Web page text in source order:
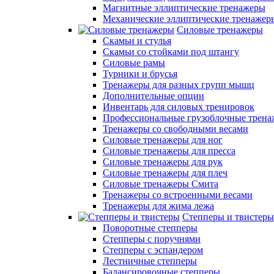
Магнитные эллиптические тренажеры
Механические эллиптические
Силовые тренажеры
Скамьи и стулья
Скамьи со стойками под штангу
Силовые рамы
Турники и брусья
Тренажеры для разных групп мышц
Дополнительные опции
Инвентарь для силовых тренировок
Профессиональные грузоблочные
Тренажеры со свободными весами
Силовые тренажеры для ног
Силовые тренажеры для пресса
Силовые тренажеры для рук
Силовые тренажеры для плеч
Силовые тренажеры Смита
Тренажеры со встроенными весами
Тренажеры для жима лежа
Степперы и твистеры
Поворотные степперы
Степперы с поручнями
Степперы с эспандером
Лестничные степперы
Балансировочные степперы